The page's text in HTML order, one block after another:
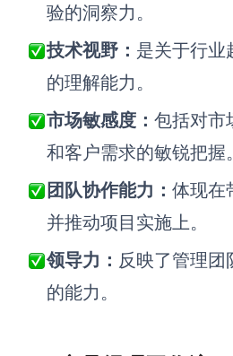
模板社区
企业服务
私有化部署
管理功能定制 · 专业部署方案
客户案例
满足企业级团队协作和管理
验的洞察力。
技术视野： 是关于行业
的理解能力。
市场敏感度： 包括对市
和客户需求的敏锐把握。
团队协作能力： 体现在
并推动项目实施上。
领导力： 反映了管理
的能力。